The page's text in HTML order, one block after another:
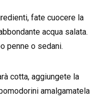
fate cuocere la
acqua salata.
penne o sedani.
cotta, aggiungete la
amalgamatela